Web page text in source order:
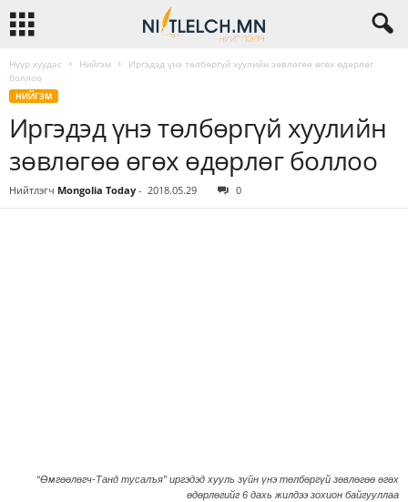
Нүүр хуудас Нийгэм
Иргэдэд үнэ төлбөргүй хуулийн зөвлөгөө өгөх өдөрлөг
боллоо
НИЙГЭМ
Иргэдэд үнэ төлбөргүй хуулийн
зөвлөгөө өгөх өдөрлөг боллоо
Нийтлэгч Mongolia Today - 2018.05.29 0
“Өмгөөлөгч-Танд тусалъя” иргэдэд хууль зүйн үнэ төлбөргүй зөвлөгөө өгөх
өдөрлөгийг 6 дахь жилдээ зохион байгууллаа